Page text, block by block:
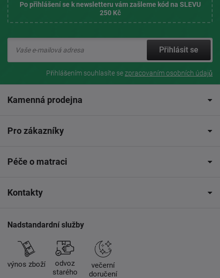
Po přihlášení se k newsletteru vám zašleme kód na SLEVU
250 Kč
Přihlásit se
Přihlášením souhlasíte sezpracovaním osobních údajů
Kamenná prodejna
Pro zákazníky
Péče o matraci
Kontakty
Nadstandardní služby
výnos zboží
odvoz
starého
večerní
doručení